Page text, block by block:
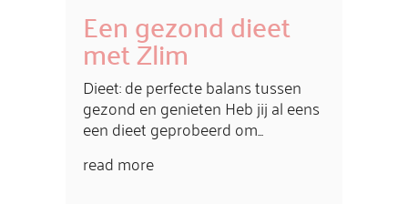
Een gezond dieet
met Zlim
Dieet: de perfecte balans tussen
gezond en genieten Heb jij al eens
een dieet geprobeerd om...
read more